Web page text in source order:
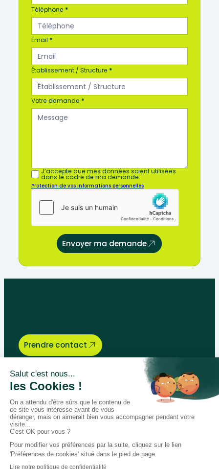
e
z
n
o
s
Téléphone *
Email *
Établissement / Structure *
Votre demande *
J’accepte que mes données soient utilisées
dans le cadre de ma demande.
Protection de vos informations personnelles
Envoyer ma demande
Prendre contact
Bégénat
Niveau d’enseignement
Actualités
Politique de retour
Paiement 100% sécurisé